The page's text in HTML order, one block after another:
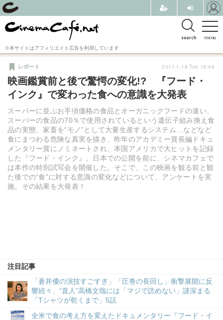
menu
search
※本サイトはアフィリエイト広告を利用しています
映画鑑賞前と後で驚愕の変化!? 『フード・
インク』で変わった食への意識を大発表
スーパーに並ぶお手頃価格の食品とオーガニックフードの違い、
スーパーの食品の70％で使用されているという遺伝子組み換え食
品の実態、家畜を“モノ”として大量生産するシステム…などなど
食にまつわる危険な真実を描き、昨年のアカデミー賞長編ドキュ
メンタリー賞にノミネートされ、本国アメリカで大ヒットを記録
した『フード・インク』。日本での公開を前に、シネマカフェで
は本作の特別試写会を開催した。そこで、この映画を観る前と観
た後での“食”に対する意識の変化などについて、アンケートを実
施。その結果を大発表！
レポート
注目記事
「蒼井優の演技すごすぎ」「圧巻の長回し」衝撃展開に反
響続々、“直人”高橋文哉には「マジで読めない」謎深まる
「Tシャツが乾くまで」5話
全米で食の考え方を変えたドキュメンタリー『フード・イ
2011.1.18 Tue 18:46